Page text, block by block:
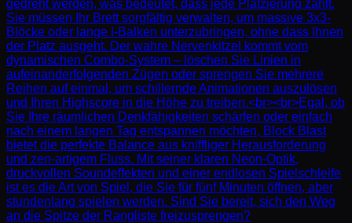
gedreht werden, was bedeutet, dass jede Platzierung zählt.
Sie müssen Ihr Brett sorgfältig verwalten, um massive 3x3-
Blöcke oder lange I-Balken unterzubringen, ohne dass Ihnen
der Platz ausgeht. Der wahre Nervenkitzel kommt vom
dynamischen Combo-System – löschen Sie Linien in
aufeinanderfolgenden Zügen oder sprengen Sie mehrere
Reihen auf einmal, um schillernde Animationen auszulösen
und Ihren Highscore in die Höhe zu treiben.<br><br>Egal, ob
Sie Ihre räumlichen Denkfähigkeiten schärfen oder einfach
nach einem langen Tag entspannen möchten, Block Blast
bietet die perfekte Balance aus kniffliger Herausforderung
und zen-artigem Fluss. Mit seiner klaren Neon-Optik,
druckvollen Soundeffekten und einer endlosen Spielschleife
ist es die Art von Spiel, die Sie für fünf Minuten öffnen, aber
stundenlang spielen werden. Sind Sie bereit, sich den Weg
an die Spitze der Rangliste freizusprengen?